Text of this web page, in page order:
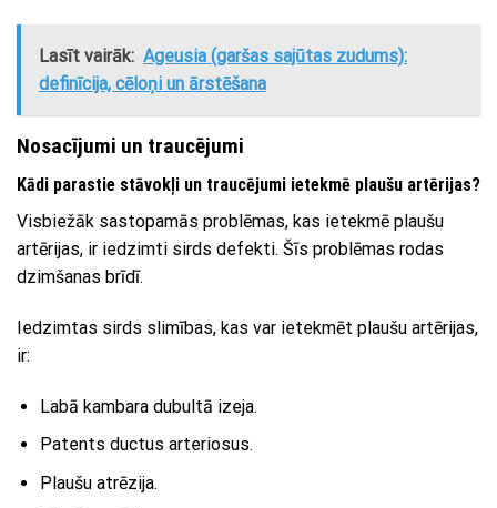
Lasīt vairāk: Ageusia (garšas sajūtas zudums):
definīcija, cēloņi un ārstēšana
Nosacījumi un traucējumi
Kādi parastie stāvokļi un traucējumi ietekmē plaušu artērijas?
Visbiežāk sastopamās problēmas, kas ietekmē plaušu
artērijas, ir iedzimti sirds defekti. Šīs problēmas rodas
dzimšanas brīdī.
Iedzimtas sirds slimības, kas var ietekmēt plaušu artērijas,
ir:
Labā kambara dubultā izeja.
Patents ductus arteriosus.
Plaušu atrēzija.